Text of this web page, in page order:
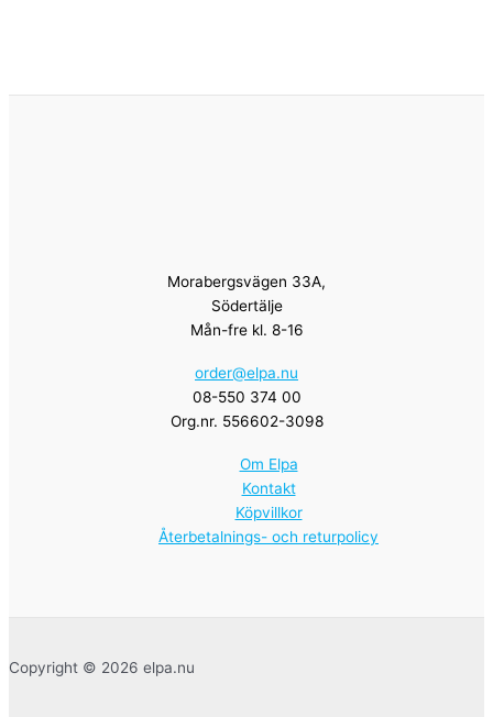
Morabergsvägen 33A,
Södertälje
Mån-fre kl. 8-16
order@elpa.nu
08-550 374 00
Org.nr. 556602-3098
Om Elpa
Kontakt
Köpvillkor
Återbetalnings- och returpolicy
Copyright © 2026 elpa.nu